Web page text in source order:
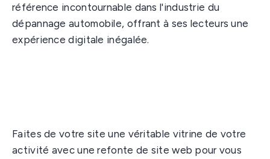
référence incontournable dans l'industrie du
dépannage automobile, offrant à ses lecteurs une
expérience digitale inégalée.
Faites de votre site une véritable vitrine de votre
activité avec une refonte de site web pour vous